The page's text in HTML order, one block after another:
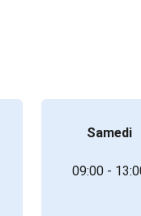
Samedi
09:00 -